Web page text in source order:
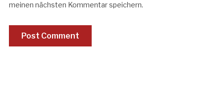
meinen nächsten Kommentar speichern.